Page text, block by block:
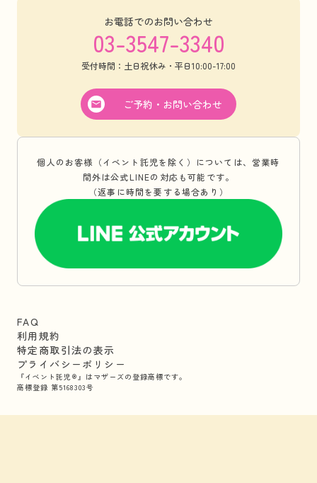
お電話でのお問い合わせ
03-3547-3340
受付時間：土日祝休み・平日10:00-17:00
ご予約・お問い合わせ
個人のお客様（イベント託児を除く）については、営業時
間外は公式LINEの対応も可能です。
（返事に時間を要する場合あり）
FAQ
利用規約
特定商取引法の表示
プライバシーポリシー
『イベント託児®』はマザーズの登録商標です。
商標登録 第5168303号